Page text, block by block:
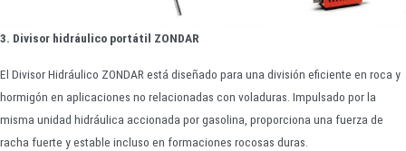
3. Divisor hidráulico portátil ZONDAR
El Divisor Hidráulico ZONDAR está diseñado para una división eficiente en roca y
hormigón en aplicaciones no relacionadas con voladuras. Impulsado por la
misma unidad hidráulica accionada por gasolina, proporciona una fuerza de
racha fuerte y estable incluso en formaciones rocosas duras.